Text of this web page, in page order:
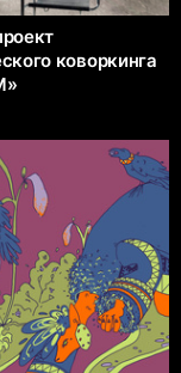
коворкинга